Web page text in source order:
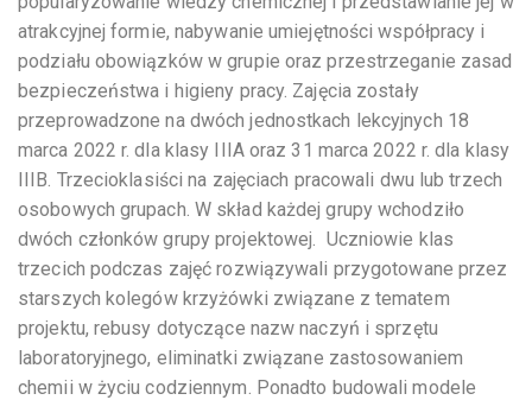
atrakcyjnej formie, nabywanie umiejętności współpracy i
podziału obowiązków w grupie oraz przestrzeganie zasad
bezpieczeństwa i higieny pracy. Zajęcia zostały
przeprowadzone na dwóch jednostkach lekcyjnych 18
marca 2022 r. dla klasy IIIA oraz 31 marca 2022 r. dla klasy
IIIB. Trzecioklasiści na zajęciach pracowali dwu lub trzech
osobowych grupach. W skład każdej grupy wchodziło
dwóch członków grupy projektowej. Uczniowie klas
trzecich podczas zajęć rozwiązywali przygotowane przez
starszych kolegów krzyżówki związane z tematem
projektu, rebusy dotyczące nazw naczyń i sprzętu
laboratoryjnego, eliminatki związane zastosowaniem
chemii w życiu codziennym. Ponadto budowali modele